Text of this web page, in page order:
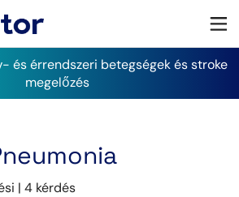
és érrendszeri betegségek és stroke
megelőzés
| 4 kérdés